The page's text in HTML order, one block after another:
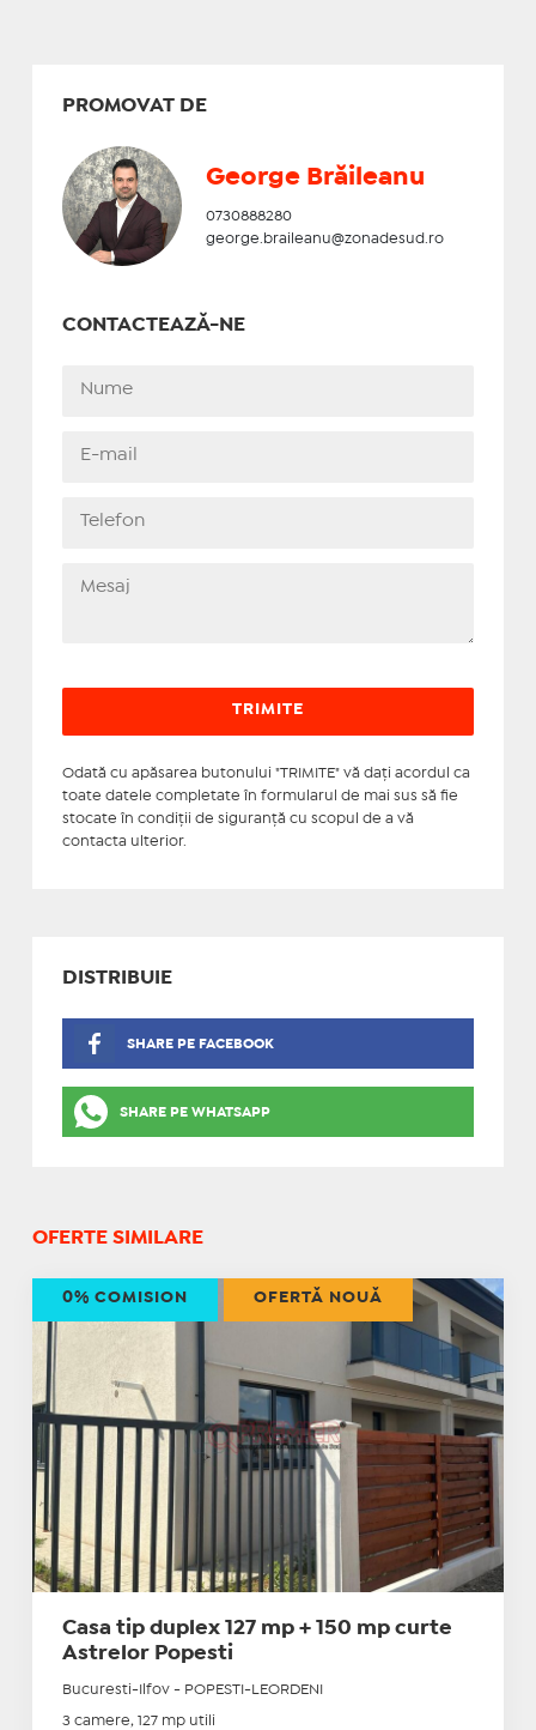
PROMOVAT DE
George Brăileanu
0730888280
george.braileanu@zonadesud.ro
CONTACTEAZĂ-NE
Odată cu apăsarea butonului "TRIMITE" vă daţi acordul ca
toate datele completate în formularul de mai sus să fie
stocate în condiţii de siguranţă cu scopul de a vă
contacta ulterior.
DISTRIBUIE
SHARE PE FACEBOOK
SHARE PE WHATSAPP
OFERTE SIMILARE
Casa tip duplex 127 mp + 150 mp curte
Astrelor Popesti
Bucuresti-Ilfov - POPESTI-LEORDENI
3 camere, 127 mp utili
0% COMISION OFERTĂ NOUĂ